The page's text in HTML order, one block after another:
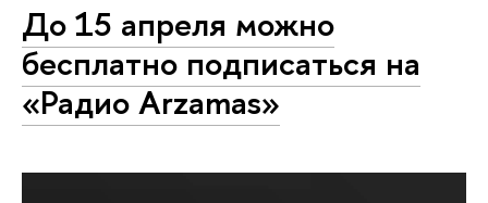
До 15 апреля можно
бесплатно подписаться на
«Радио Arzamas»